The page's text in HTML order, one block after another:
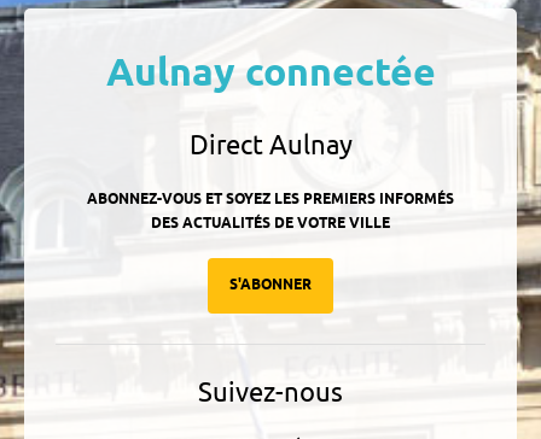
Aulnay connectée
Direct Aulnay
ABONNEZ-VOUS ET SOYEZ LES PREMIERS INFORMÉS
DES ACTUALITÉS DE VOTRE VILLE
S'ABONNER
Suivez-nous